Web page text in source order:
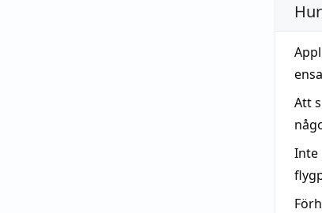
Att
Inte